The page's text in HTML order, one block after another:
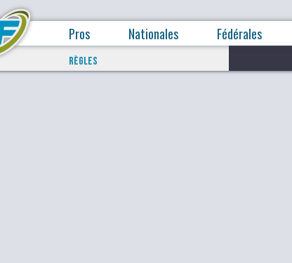
Pros Nationales Fédérales
RÈGLES